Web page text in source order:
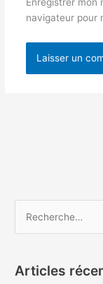
navigateur pour
h
Articles